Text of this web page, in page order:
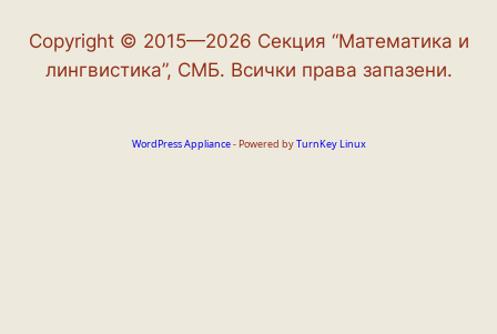
Copyright © 2015—2026 Секция “Математика и
лингвистика”, СМБ. Всички права запазени.
WordPress Appliance- Powered byTurnKey Linux